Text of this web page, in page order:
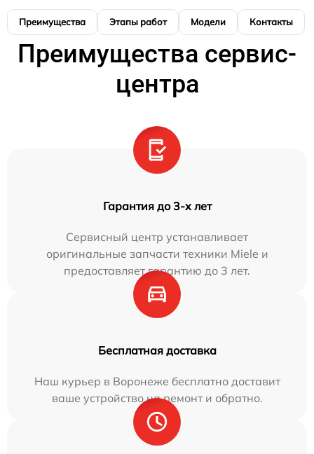
Преимущества Этапы работ Модели Контакты
Преимущества сервис-
центра
Гарантия до 3-х лет
Сервисный центр устанавливает
оригинальные запчасти техники Miele и
предоставляет гарантию до 3 лет.
Бесплатная доставка
Наш курьер в Воронеже бесплатно доставит
ваше устройство на ремонт и обратно.